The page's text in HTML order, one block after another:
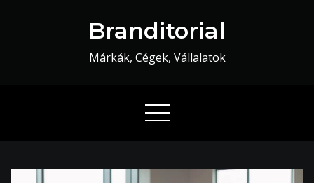
Branditorial
Márkák, Cégek, Vállalatok